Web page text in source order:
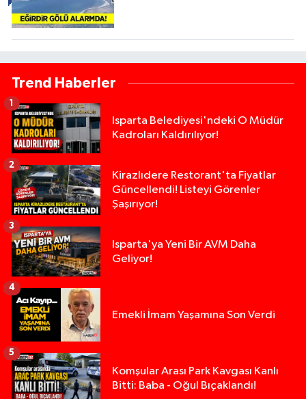
Trend Haberler
Isparta Belediyesi'ndeki O Müdür
Kadroları Kaldırılıyor!
1
Kirazlıdere Restorant'ta Fiyatlar
Güncellendi! Listeyi Görenler
Şaşırıyor!
2
Isparta'ya Yeni Bir AVM Daha
Geliyor!
3
Emekli İmam Yaşamına Son Verdi
4
Komşular Arası Park Kavgası Kanlı
Bitti: Baba - Oğul Bıçaklandı!
5
02:19 |14 ve 16 Yaşlarındaki Kız Kardeşlerden Haber
17:30 |Demirkapı Tüneli'nde feci kaza: Yaşlı çift